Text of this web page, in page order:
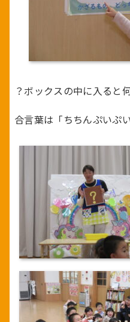
？ボックスの中に入ると
合言葉は「ちちんぷいぷい